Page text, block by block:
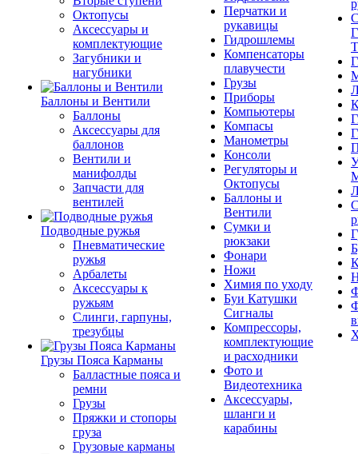
Октопусы
Аксессуары и
комплектующие
Загубники и
нагубники
Баллоны и Вентили
Баллоны
Аксессуары для
баллонов
Вентили и
манифолды
Запчасти для
вентилей
Подводные ружья
Пневматические
ружья
Арбалеты
Аксессуары к
ружьям
Слинги, гарпуны,
трезубцы
Грузы Пояса Карманы
Балластные пояса и
ремни
Грузы
Пряжки и стопоры
груза
Грузовые карманы
Перчатки и
рукавицы
Гидрошлемы
Компенсаторы
плавучести
Грузы
Приборы
Компьютеры
Компасы
Манометры
Консоли
Регуляторы и
Октопусы
Баллоны и
Вентили
Сумки и
рюкзаки
Фонари
Ножи
Химия по уходу
Буи Катушки
Сигналы
Компрессоры,
комплектующие
и расходники
Фото и
Видеотехника
Аксессуары,
шланги и
карабины